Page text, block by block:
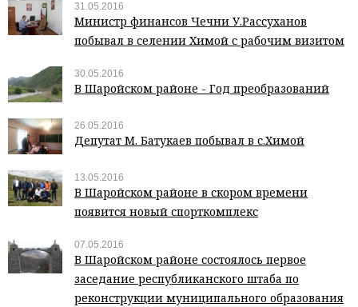
31.05.2016
Министр финансов Чечни У.Рассуханов
побывал в селении Химой с рабочим визитом
30.05.2016
В Шаройском районе - Год преобразований
26.05.2016
Депутат М. Батукаев побывал в с.Химой
13.05.2016
В Шаройском районе в скором времени
появится новый спорткомплекс
07.05.2016
В Шаройском районе состоялось первое
заседание республиканского штаба по
реконструкции муниципального образования